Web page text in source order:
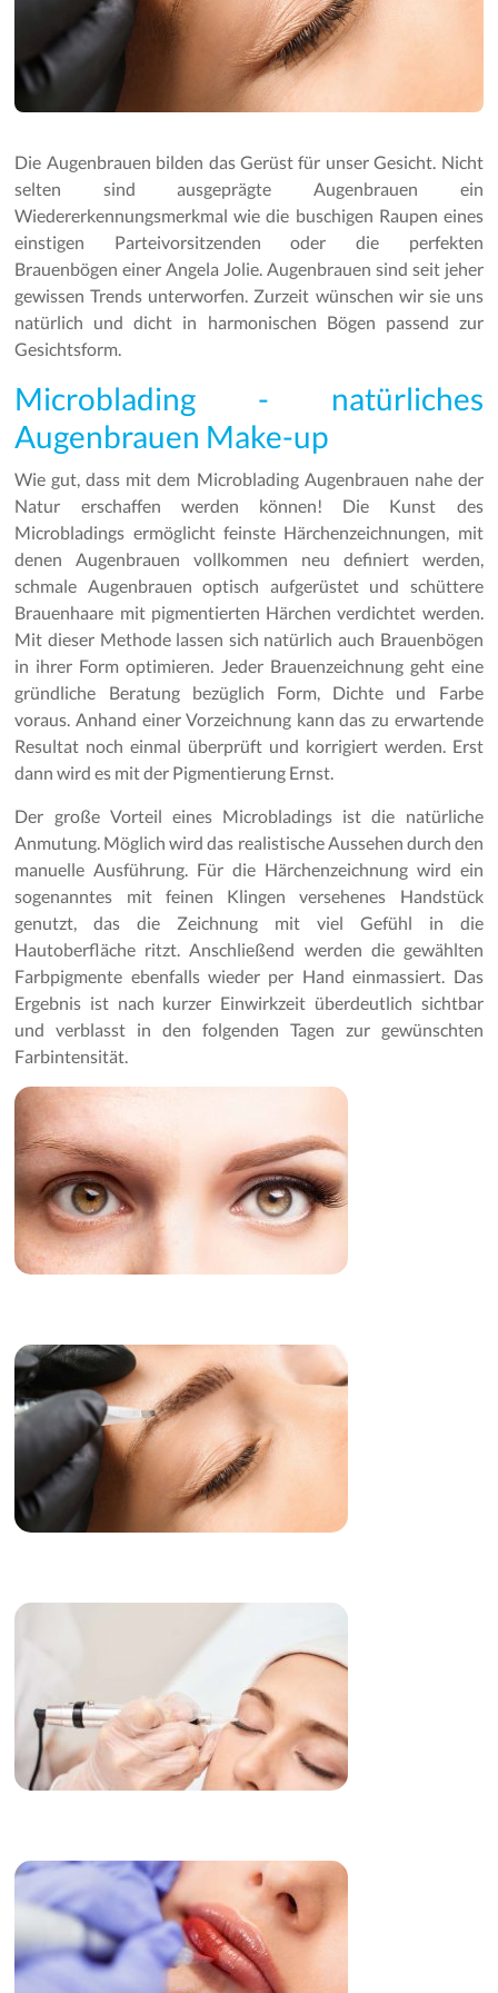
Die Augenbrauen bilden das Gerüst für unser Gesicht. Nicht
selten sind ausgeprägte Augenbrauen ein
Wiedererkennungsmerkmal wie die buschigen Raupen eines
einstigen Parteivorsitzenden oder die perfekten
Brauenbögen einer Angela Jolie. Augenbrauen sind seit jeher
gewissen Trends unterworfen. Zurzeit wünschen wir sie uns
natürlich und dicht in harmonischen Bögen passend zur
Gesichtsform.
Microblading - natürliches
Augenbrauen Make-up
Wie gut, dass mit dem Microblading Augenbrauen nahe der
Natur erschaffen werden können! Die Kunst des
Microbladings ermöglicht feinste Härchenzeichnungen, mit
denen Augenbrauen vollkommen neu definiert werden,
schmale Augenbrauen optisch aufgerüstet und schüttere
Brauenhaare mit pigmentierten Härchen verdichtet werden.
Mit dieser Methode lassen sich natürlich auch Brauenbögen
in ihrer Form optimieren. Jeder Brauenzeichnung geht eine
gründliche Beratung bezüglich Form, Dichte und Farbe
voraus. Anhand einer Vorzeichnung kann das zu erwartende
Resultat noch einmal überprüft und korrigiert werden. Erst
dann wird es mit der Pigmentierung Ernst.
Der große Vorteil eines Microbladings ist die natürliche
Anmutung. Möglich wird das realistische Aussehen durch den
manuelle Ausführung. Für die Härchenzeichnung wird ein
sogenanntes mit feinen Klingen versehenes Handstück
genutzt, das die Zeichnung mit viel Gefühl in die
Hautoberfläche ritzt. Anschließend werden die gewählten
Farbpigmente ebenfalls wieder per Hand einmassiert. Das
Ergebnis ist nach kurzer Einwirkzeit überdeutlich sichtbar
und verblasst in den folgenden Tagen zur gewünschten
Farbintensität.